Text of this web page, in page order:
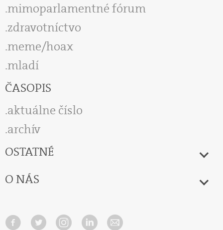
mimoparlamentné fórum
zdravotníctvo
meme/hoax
mladí
ČASOPIS
aktuálne číslo
archív
OSTATNÉ
O NÁS